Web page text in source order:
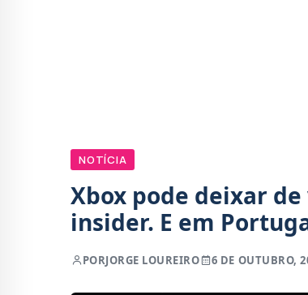
NOTÍCIA
Xbox pode deixar
insider. E em
PORJORGE LOUREIRO 6 DE OUTUBRO,